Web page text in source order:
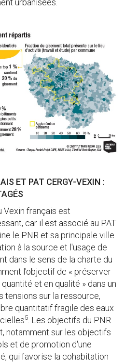
urbanisées.
ET PAT CERGY-VEXIN :
Vexin français est
car il est associé au PAT
le PNR et sa principale ville
à la source et l'usage de
dans le sens de la charte du
l'objectif de « préserver
et en qualité » dans un
tensions sur la ressource,
quantitatif fragile des eaux
5 . Les objectifs du PNR
notamment sur les objectifs
et de promotion d'une
qui favorise la cohabitation